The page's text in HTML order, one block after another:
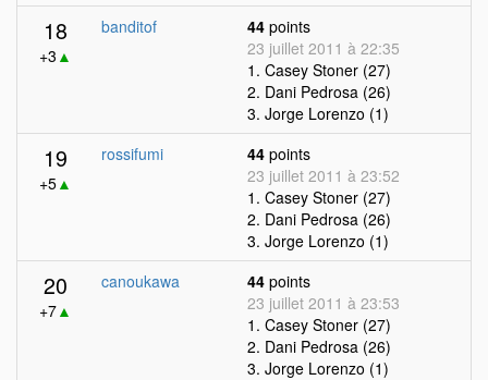
18
+3 ▲
banditof 44 points
23 juillet 2011 à 22:35
1. Casey Stoner (27)
2. Dani Pedrosa (26)
3. Jorge Lorenzo (1)
19
+5▲
rossifumi 44 points
23 juillet 2011 à 23:52
1. Casey Stoner (27)
2. Dani Pedrosa (26)
3. Jorge Lorenzo (1)
20
+7▲
canoukawa 44 points
23 juillet 2011 à 23:53
1. Casey Stoner (27)
2. Dani Pedrosa (26)
3. Jorge Lorenzo (1)